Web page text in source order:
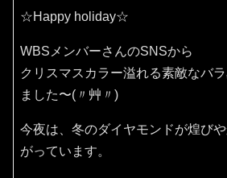
☆Happy holiday☆
WBSメンバーさんのSNSから
クリスマスカラー溢れる素敵なバ
ました〜(〃艸〃)
今夜は、冬のダイヤモンドが煌び
がっています。